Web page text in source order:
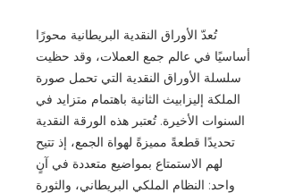
تُعدّ الأوراق النقدية البريطانية محورًا
أساسيًا في عالم جمع العملات، وقد حظيت
سلسلة الأوراق النقدية التي تحمل صورة
الملكة إليزابيث الثانية باهتمام متزايد في
السنوات الأخيرة. تُعتبر هذه الورقة النقدية
تحديدًا قطعةً مميزةً لهواة الجمع، إذ تتيح
لهم الاستمتاع بمواضيع متعددة في آنٍ
واحد: النظام الملكي البريطاني، والثورة